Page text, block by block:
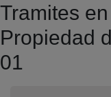
Tramites
Propiedad
01